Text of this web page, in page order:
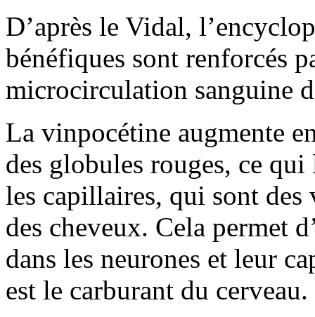
D’après le Vidal,
bénéfiques sont renforcés
microcirculation sanguine
La vinpocétine augmente
des globules rouges, ce
les capillaires, qui sont des
des cheveux. Cela permet
dans les neurones et leur
est le carburant du cerveau.